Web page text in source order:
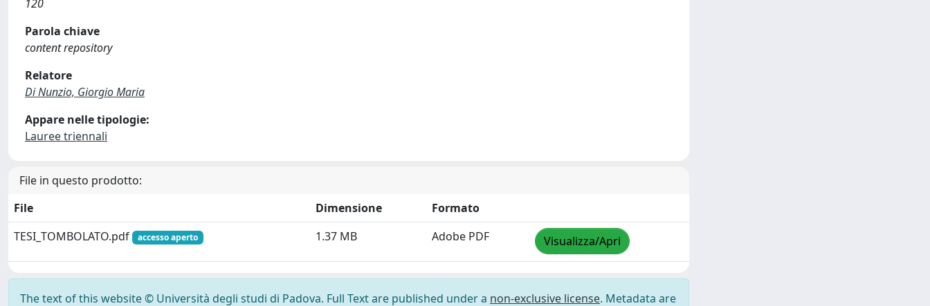
120
Parola chiave
content repository
Relatore
Di Nunzio, Giorgio Maria
Appare nelle tipologie:
Lauree triennali
File in questo prodotto:
File
Dimensione
Formato
TESI_TOMBOLATO.pdf
accesso aperto 1.37 MB Adobe PDF Visualizza/Apri
The text of this website © Università degli studi di Padova. Full Text are published under a non-exclusive license. Metadata are